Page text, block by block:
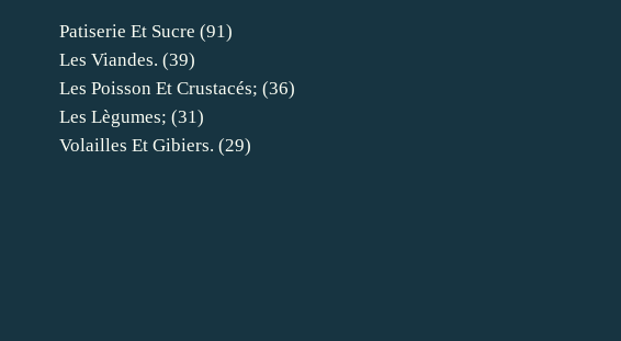
Patiserie Et Sucre (91)
Les Viandes. (39)
Les Poisson Et Crustacés; (36)
Les Lègumes; (31)
Volailles Et Gibiers. (29)